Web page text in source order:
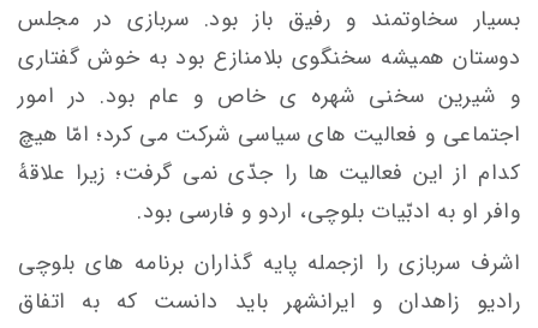
بسیار سخاوتمند و رفیق باز بود. سربازی در مجلس
دوستان همیشه سخنگوی بلامنازع بود به خوش گفتاری
و شیرین سخنی شهره ی خاص و عام بود. در امور
اجتماعی و فعالیت های سیاسی شرکت می کرد؛ امّا هیچ
کدام از این فعالیت ها را جدّی نمی گرفت؛ زیرا علاقۀ
وافر او به ادبّیات بلوچی، اردو و فارسی بود.
اشرف سربازی را ازجمله پایه­ گذاران برنامه های بلوچی
رادیو زاهدان و ایرانشهر باید دانست که به اتفاق